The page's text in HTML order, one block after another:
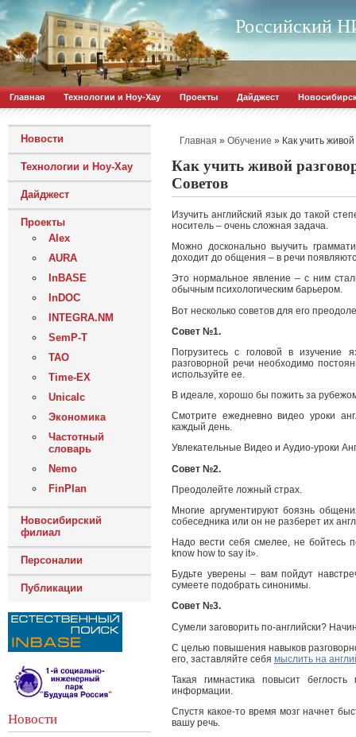
Российский
Главная Технологии и Ноу-Хау Проекты Дайджест
Новости
Технологии и Ноу-Хау
Дайджест
Проекты
Alex
AURA
InBASE
InDOC
INTEGRA.NM
SemP-T
ТАО
Time-EX
Unicalc
Экономика
Частотный
словарь
Nemo
FinPlan
Новосибирский
филиал
Персоналии
Публикации
Новости
Главная » Обучение » Как учить
Как учить живой
Советов
Изучить английский язык до такой
носитель – очень сложная задача.
Можно досконально выучить
доходит до общения – в речи
Это нормальное явление – с ним
обычным психологическим барьером.
Вот несколько советов для его
Совет №1.
Погрузитесь с головой в
разговорной речи необходимо
используйте ее.
В идеале, хорошо бы пожить за
Смотрите ежедневно видео уроки
каждый день.
Увлекательные Видео и Аудио-уроки
Совет №2.
Преодолейте ложный страх.
Многие аргументируют боязнь
собеседника или он не разберет их
Надо вести себя смелее, не бойтесь
know how to say it».
Будьте уверены – вам пойдут
сумеете подобрать синонимы.
Совет №3.
Сумели заговорить по-английски?
С целью повышения навыков
его, заставляйте себя мыслить на
Такая гимнастика повысит
информации.
Спустя какое-то время мозг начнет
вашу речь.